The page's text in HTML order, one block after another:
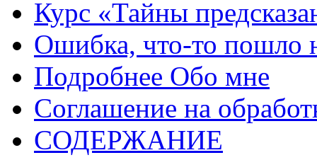
Курс «Тайны
Ошибка, что-то пошло
Подробнее Обо мне
Соглашение на
СОДЕРЖАНИЕ